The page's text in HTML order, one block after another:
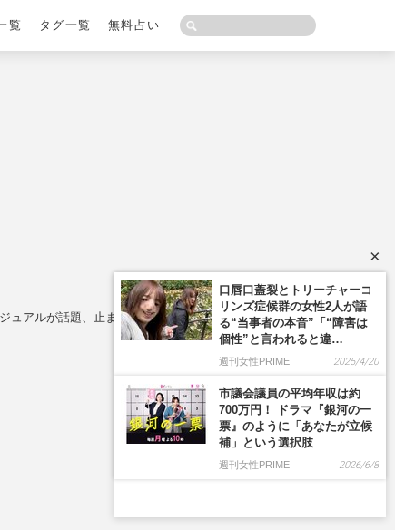
覧 タグ一覧 無料占い
アルが話題、止まらない“ゴリラいじり”
×